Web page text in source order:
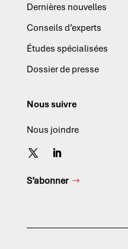
Dernières nouvelles
Conseils d’experts
Études spécialisées
Dossier de presse
Nous suivre
Nous joindre
S’abonner